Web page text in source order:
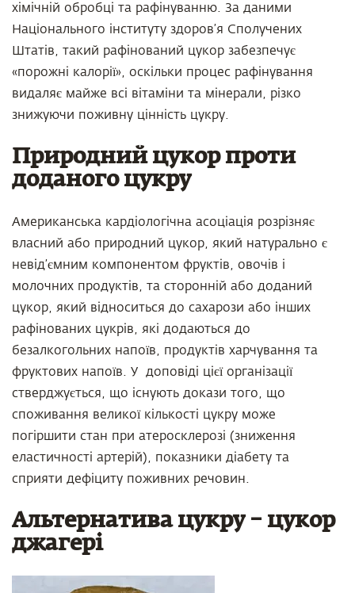
хімічній обробці та рафінуванню. За даними
Національного інституту здоров’я Сполучених
Штатів, такий рафінований цукор забезпечує
«порожні калорії», оскільки процес рафінування
видаляє майже всі вітаміни та мінерали, різко
знижуючи поживну цінність цукру.
Природний цукор проти
доданого цукру
Американська кардіологічна асоціація розрізняє
власний або природний цукор, який натурально є
невід’ємним компонентом фруктів, овочів і
молочних продуктів, та сторонній або доданий
цукор, який відноситься до сахарози або інших
рафінованих цукрів, які додаються до
безалкогольних напоїв, продуктів харчування та
фруктових напоїв. У доповіді цієї організації
стверджується, що існують докази того, що
споживання великої кількості цукру може
погіршити стан при атеросклерозі (зниження
еластичності артерій), показники діабету та
сприяти дефіциту поживних речовин.
Альтернатива цукру – цукор
джагері